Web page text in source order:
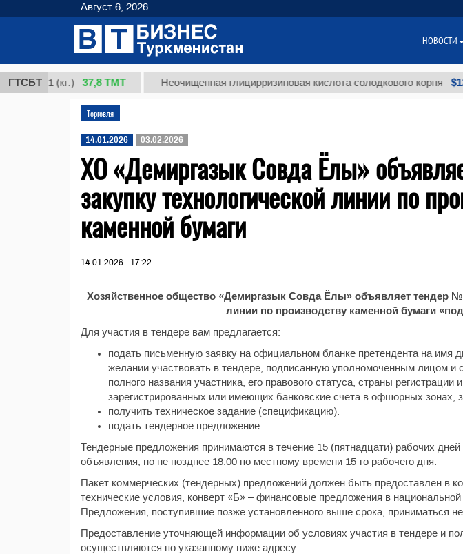
ГТСБТ
1 (кг.) 37,8 ТМТ Неочищенная глицирризиновая кислота солодкового корня
Торговля
14.01.2026 03.02.2026
ХO «Демиргазык Совда Ёлы»
закупку технологической линии по
каменной бумаги
14.01.2026 - 17:22
Хозяйственное общество «Демиргазык Совда Ёлы» объявляет тендер
линии по производству каменной бумаги
Для участия в тендере вам предлагается:
подать письменную заявку на официальном бланке претендента на имя
желании участвовать в тендере, подписанную уполномоченным лицом и
полного названия участника, его правового статуса, страны регистрации
зарегистрированных или имеющих банковские счета в офшорных зонах,
получить техническое задание (спецификацию).
подать тендерное предложение.
Тендерные предложения принимаются в течение 15 (пятнадцати) рабочих
объявления, но не позднее 18.00 по местному времени 15-го рабочего дня.
Пакет коммерческих (тендерных) предложений должен быть предоставлен в
технические условия, конверт «Б» – финансовые предложения в национальной
Предложения, поступившие позже установленного выше срока, приниматься не
Предоставление уточняющей информации об условиях участия в тендере и
осуществляются по указанному ниже адресу.
Август 6, 2026
НОВОСТИ